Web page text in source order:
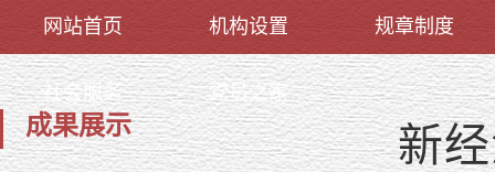
网站首页 机构设置 规章制度
社会服务 党员之家
成果展示 新